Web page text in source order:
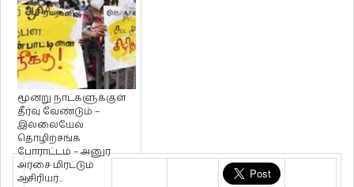
மூன்று நாட்களுக்குள்
தீர்வு வேண்டும் –
இல்லையேல்
தொழிற்சங்க
போராட்டம் – அனுர
அரசை மிரட்டும்
ஆசிரியர்...